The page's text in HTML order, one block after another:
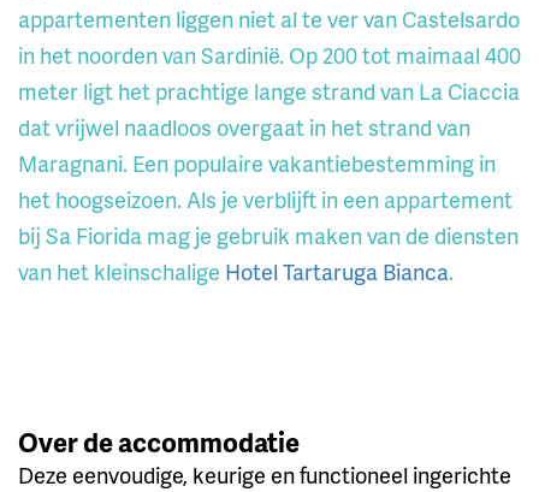
appartementen liggen niet al te ver van Castelsardo
in het noorden van Sardinië. Op 200 tot maimaal 400
meter ligt het prachtige lange strand van La Ciaccia
dat vrijwel naadloos overgaat in het strand van
Maragnani. Een populaire vakantiebestemming in
het hoogseizoen. Als je verblijft in een appartement
bij Sa Fiorida mag je gebruik maken van de diensten
van het kleinschalige Hotel Tartaruga Bianca.
Over de accommodatie
Deze eenvoudige, keurige en functioneel ingerichte